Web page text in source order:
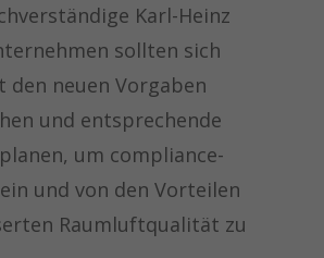
Karl-Heinz
sollten sich
neuen Vorgaben
und entsprechende
um compliance-
und von den Vorteilen
Raumluftqualität zu